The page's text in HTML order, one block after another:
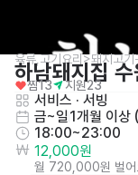
육류,고기요리>돼지고기
하남돼지집
찜13 지원23
서비스 · 서빙
금~일1개월 이상
18:00~23:00
12,000원
월 720,000원 벌어